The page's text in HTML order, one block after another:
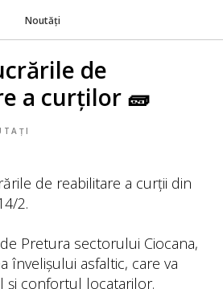
Noutăți
de
a curților 🧱
de reabilitare a curții din
2.
Pretura sectorului Ciocana,
învelișului asfaltic, care va
și confortul locatarilor.